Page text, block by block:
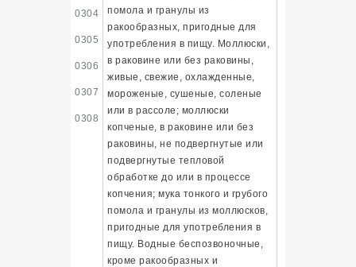
0304
0305
0306
0307
0308
помола и гранулы из
ракообразных, пригодные для
употребления в пищу. Моллюски,
в раковине или без раковины,
живые, свежие, охлажденные,
мороженые, сушеные, соленые
или в рассоле; моллюски
копченые, в раковине или без
раковины, не подвергнутые или
подвергнутые тепловой
обработке до или в процессе
копчения; мука тонкого и грубого
помола и гранулы из моллюсков,
пригодные для употребления в
пищу. Водные беспозвоночные,
кроме ракообразных и